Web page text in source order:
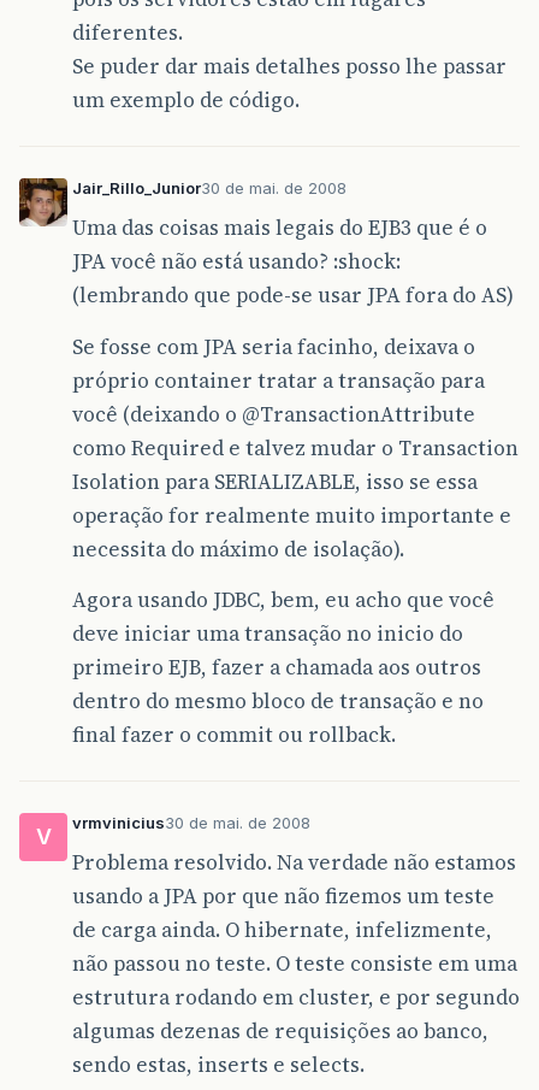
diferentes.
Se puder dar mais detalhes posso lhe passar
um exemplo de código.
Jair_Rillo_Junior30 de mai. de 2008
Uma das coisas mais legais do EJB3 que é o
JPA você não está usando? :shock:
(lembrando que pode-se usar JPA fora do AS)
Se fosse com JPA seria facinho, deixava o
próprio container tratar a transação para
você (deixando o @TransactionAttribute
como Required e talvez mudar o Transaction
Isolation para SERIALIZABLE, isso se essa
operação for realmente muito importante e
necessita do máximo de isolação).
Agora usando JDBC, bem, eu acho que você
deve iniciar uma transação no inicio do
primeiro EJB, fazer a chamada aos outros
dentro do mesmo bloco de transação e no
final fazer o commit ou rollback.
V
vrmvinicius30 de mai. de 2008
Problema resolvido. Na verdade não estamos
usando a JPA por que não fizemos um teste
de carga ainda. O hibernate, infelizmente,
não passou no teste. O teste consiste em uma
estrutura rodando em cluster, e por segundo
algumas dezenas de requisições ao banco,
sendo estas, inserts e selects.